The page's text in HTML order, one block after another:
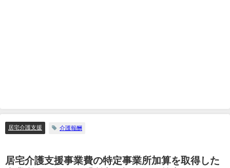
居宅介護支援 介護報酬
居宅介護支援事業費の特定事業所加算を取得した